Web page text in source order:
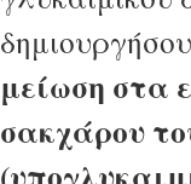
μείωση στα
σακχάρου